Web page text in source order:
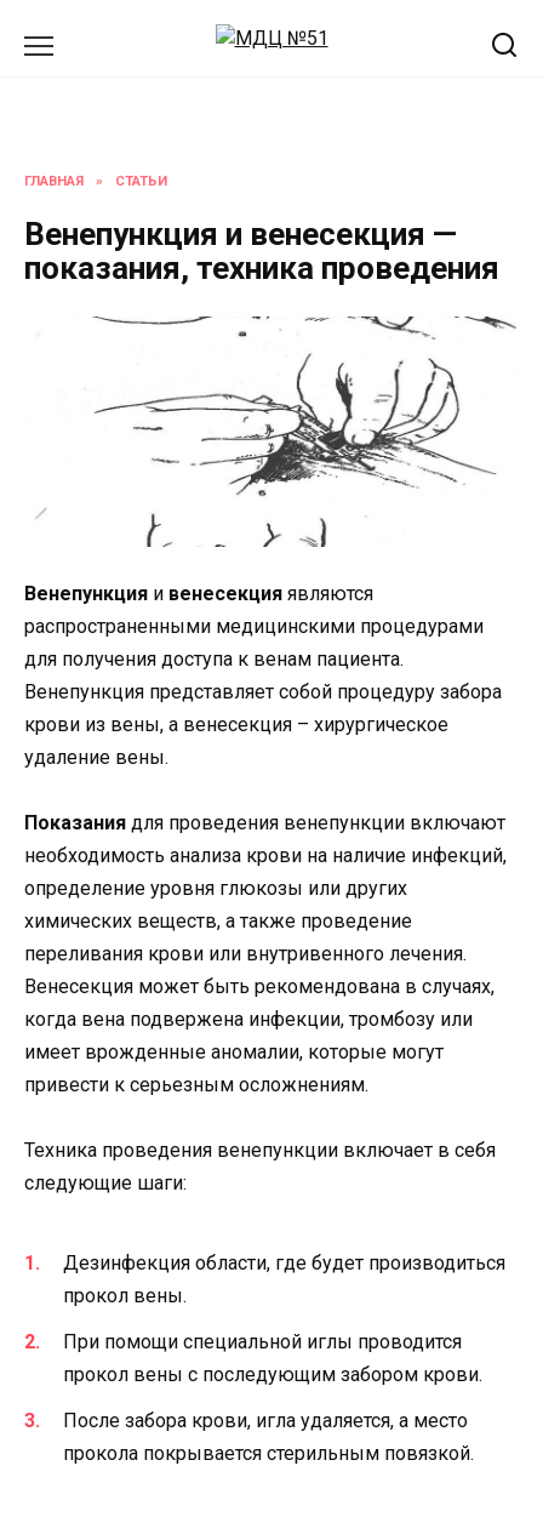
ГЛАВНАЯ » СТАТЬИ
Венепункция и венесекция —
показания, техника проведения
Венепункция и венесекция являются
распространенными медицинскими процедурами
для получения доступа к венам пациента.
Венепункция представляет собой процедуру забора
крови из вены, а венесекция – хирургическое
удаление вены.
Показания для проведения венепункции включают
необходимость анализа крови на наличие инфекций,
определение уровня глюкозы или других
химических веществ, а также проведение
переливания крови или внутривенного лечения.
Венесекция может быть рекомендована в случаях,
когда вена подвержена инфекции, тромбозу или
имеет врожденные аномалии, которые могут
привести к серьезным осложнениям.
Техника проведения венепункции включает в себя
следующие шаги:
Дезинфекция области, где будет производиться
прокол вены.
При помощи специальной иглы проводится
прокол вены с последующим забором крови.
После забора крови, игла удаляется, а место
прокола покрывается стерильным повязкой.